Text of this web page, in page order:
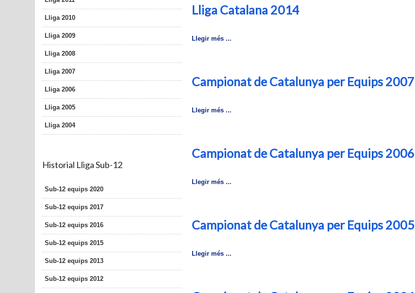
Lliga 2010
Lliga 2009
Lliga 2008
Lliga 2007
Lliga 2006
Lliga 2005
Lliga 2004
Historial Lliga Sub-12
Sub-12 equips 2020
Sub-12 equips 2017
Sub-12 equips 2016
Sub-12 equips 2015
Sub-12 equips 2013
Sub-12 equips 2012
Lliga Catalana 2014
Llegir més ...
Campionat de Catalunya per Equips 2007
Llegir més ...
Campionat de Catalunya per Equips 2006
Llegir més ...
Campionat de Catalunya per Equips 2005
Llegir més ...